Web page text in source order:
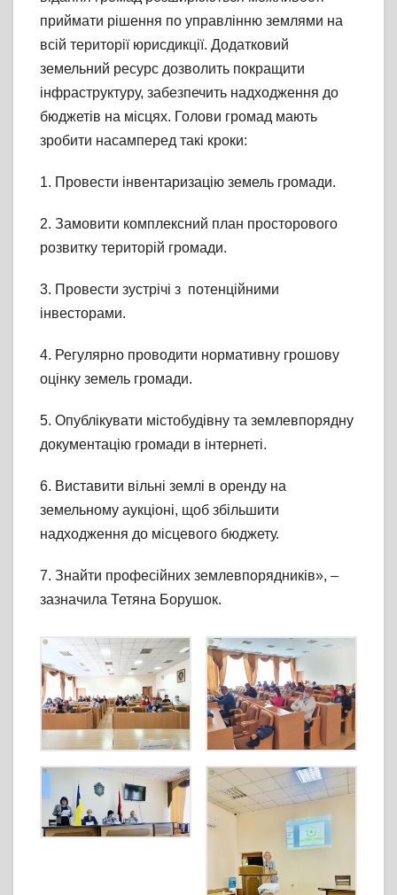
приймати рішення по управлінню землями на
всій території юрисдикції. Додатковий
земельний ресурс дозволить покращити
інфраструктуру, забезпечить надходження до
бюджетів на місцях. Голови громад мають
зробити насамперед такі кроки:
1. Провести інвентаризацію земель громади.
2. Замовити комплексний план просторового
розвитку територій громади.
3. Провести зустрічі з потенційними
інвесторами.
4. Регулярно проводити нормативну грошову
оцінку земель громади.
5. Опублікувати містобудівну та землевпорядну
документацію громади в інтернеті.
6. Виставити вільні землі в оренду на
земельному аукціоні, щоб збільшити
надходження до місцевого бюджету.
7. Знайти професійних землевпорядників», –
зазначила Тетяна Борушок.